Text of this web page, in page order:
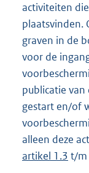
activiteiten
plaatsvinden.
graven in de
voor de
publicatie van
gestart en/of
alleen deze
artikel 1.3 t/m